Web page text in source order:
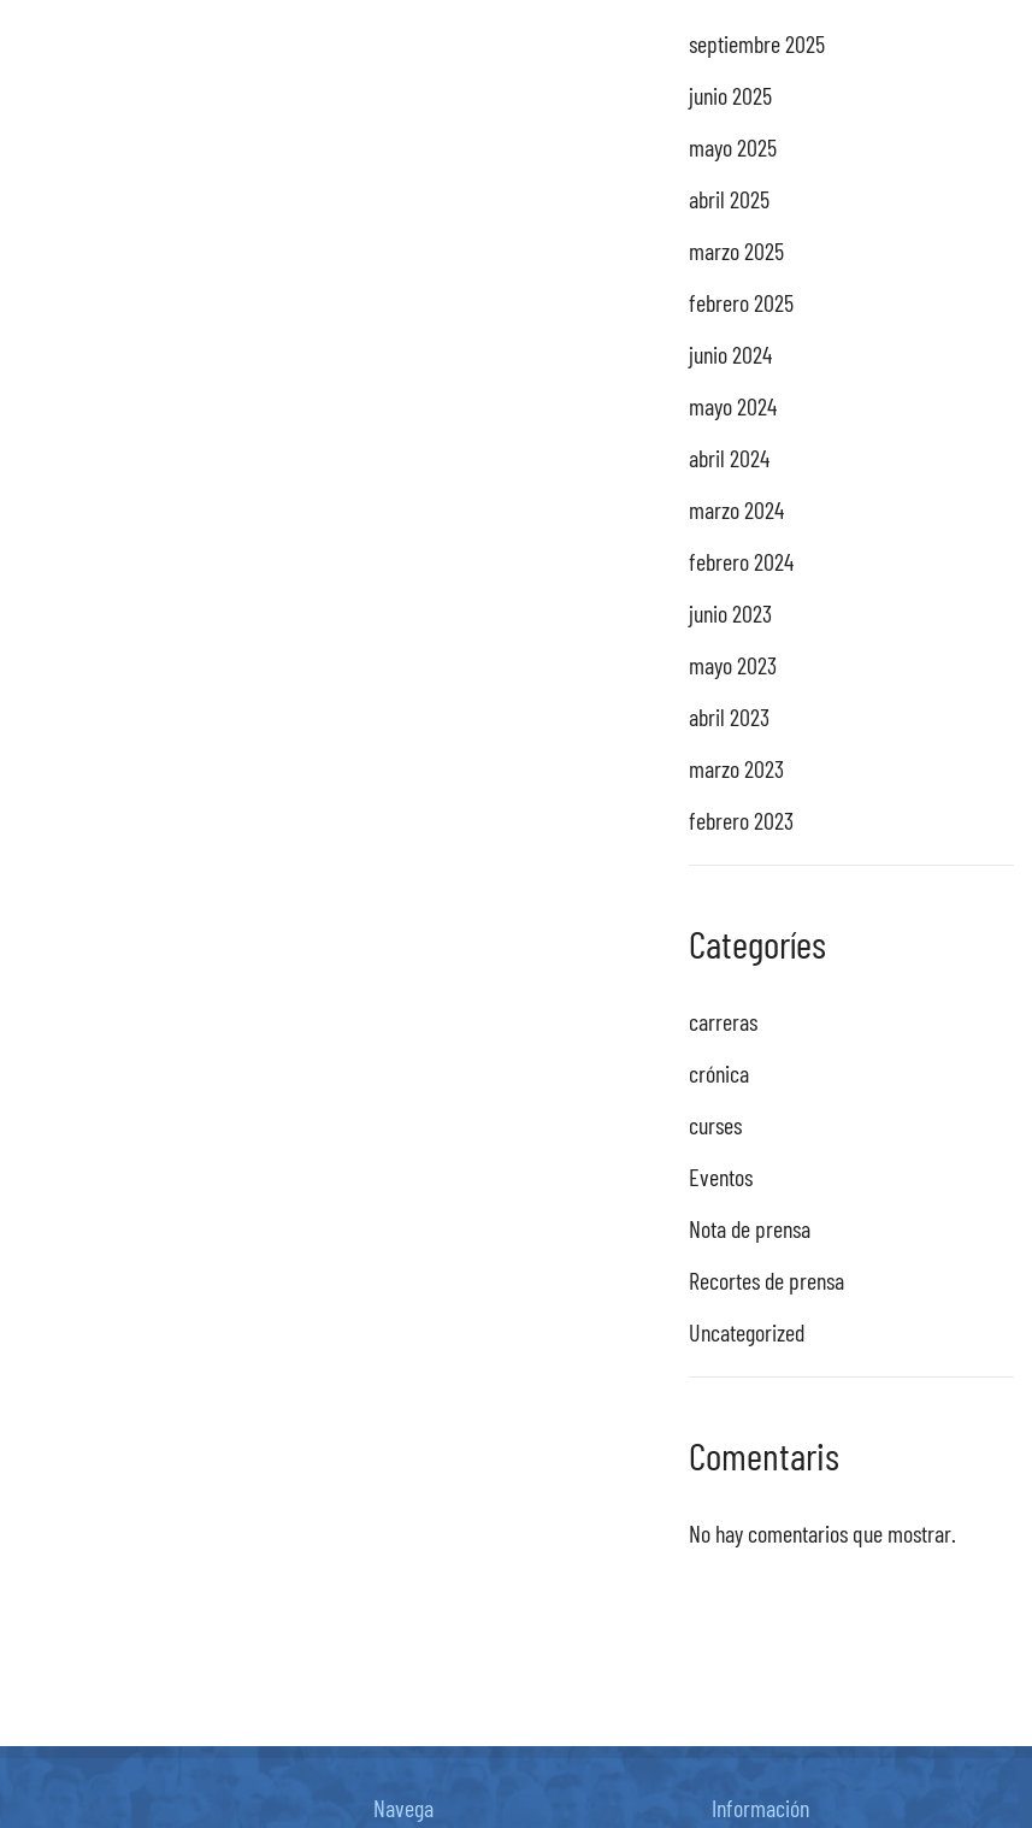
septiembre 2025
junio 2025
mayo 2025
abril 2025
marzo 2025
febrero 2025
junio 2024
mayo 2024
abril 2024
marzo 2024
febrero 2024
junio 2023
mayo 2023
abril 2023
marzo 2023
febrero 2023
Categoríes
carreras
crónica
curses
Eventos
Nota de prensa
Recortes de prensa
Uncategorized
Comentaris
No hay comentarios que mostrar.
Navega Información